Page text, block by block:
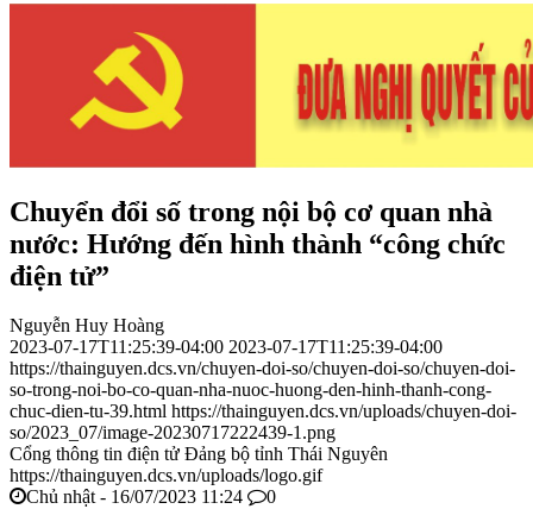
Chuyển đổi số trong nội bộ cơ quan nhà
nước: Hướng đến hình thành “công chức
điện tử”
Nguyễn Huy Hoàng
2023-07-17T11:25:39-04:00 2023-07-17T11:25:39-04:00
https://thainguyen.dcs.vn/chuyen-doi-so/chuyen-doi-so/chuyen-doi-
so-trong-noi-bo-co-quan-nha-nuoc-huong-den-hinh-thanh-cong-
chuc-dien-tu-39.html https://thainguyen.dcs.vn/uploads/chuyen-doi-
so/2023_07/image-20230717222439-1.png
Cổng thông tin điện tử Đảng bộ tỉnh Thái Nguyên
https://thainguyen.dcs.vn/uploads/logo.gif
Chủ nhật - 16/07/2023 11:24
0